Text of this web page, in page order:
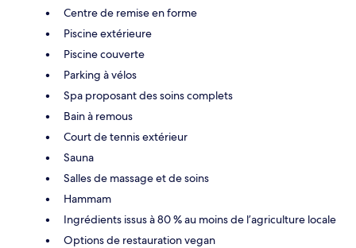
Centre de remise en forme
Piscine extérieure
Piscine couverte
Parking à vélos
Spa proposant des soins complets
Bain à remous
Court de tennis extérieur
Sauna
Salles de massage et de soins
Hammam
Ingrédients issus à 80 % au moins de l’agriculture locale
Options de restauration vegan